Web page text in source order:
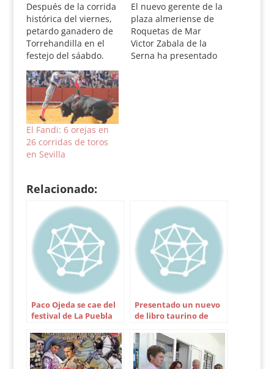
Después de la corrida
histórica del viernes,
petardo ganadero de
Torrehandilla en el
festejo del sáabdo.
Morante toreó
maravillosamente al
cuarto, de Gavira,
pero no acertó con la
espada. El Fandi, que
celebró su
cumpleaños, no pudo
salir por la puerta
Torrehandilla /
El nuevo gerente de la
plaza almeriense de
Roquetas de Mar
Victor Zabala de la
Serna ha presentado
El Fandi: 6 orejas en
26 corridas de toros
en Sevilla
Relacionado:
Paco Ojeda se cae del
festival de La Puebla
Presentado un nuevo
de libro taurino de